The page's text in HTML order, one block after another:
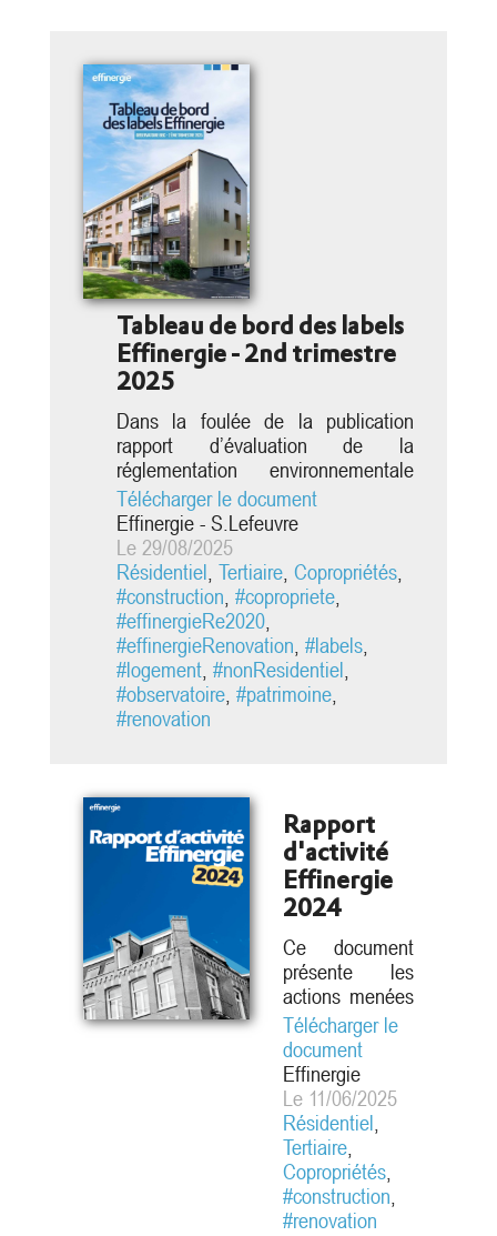
rapport
[3]
Tableau de bord des labels
Effinergie - 2nd trimestre
2025
Dans la foulée de la publication
rapport d’évaluation de la
réglementation environnementale
2020 (RE2020), confié en mars
dernier à Robin Rivaton, la ministre
chargée du Logement, Valérie
Létard, a rappelé[1] l’ambition de
« transformer le secteur du bâtiment
pour répondre à l’urgence
climatique » tout en étant
soutenable pour le secteur de la
construction....
[2]
Télécharger le document
Effinergie - S.Lefeuvre
Le 29/08/2025
Résidentiel, Tertiaire, Copropriétés,
#construction, #copropriete,
#effinergieRe2020,
#effinergieRenovation, #labels,
#logement, #nonResidentiel,
#observatoire, #patrimoine,
#renovation
Rapport
d'activité
Effinergie
2024
Ce document
présente les
actions menées
par le collectif
Effinergie au
cours de
l'année 2024.
Télécharger le
document
Effinergie
Le 11/06/2025
Résidentiel,
Tertiaire,
Copropriétés,
#construction,
#renovation